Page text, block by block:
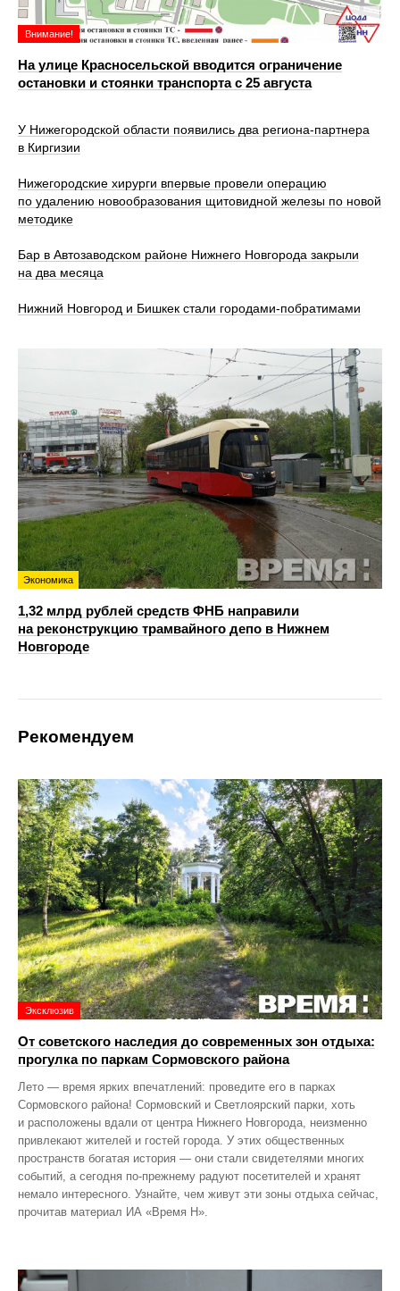
Внимание!
На улице Красносельской вводится ограничение
остановки и стоянки транспорта с 25 августа
У Нижегородской области появились два региона-партнера
в Киргизии
Нижегородские хирурги впервые провели операцию
по удалению новообразования щитовидной железы по новой
методике
Бар в Автозаводском районе Нижнего Новгорода закрыли
на два месяца
Нижний Новгород и Бишкек стали городами-побратимами
Экономика
1,32 млрд рублей средств ФНБ направили
на реконструкцию трамвайного депо в Нижнем
Новгороде
Рекомендуем
Эксклюзив
От советского наследия до современных зон отдыха:
прогулка по паркам Сормовского района
Лето — время ярких впечатлений: проведите его в парках
Сормовского района! Сормовский и Светлоярский парки, хоть
и расположены вдали от центра Нижнего Новгорода, неизменно
привлекают жителей и гостей города. У этих общественных
пространств богатая история — они стали свидетелями многих
событий, а сегодня по‑прежнему радуют посетителей и хранят
немало интересного. Узнайте, чем живут эти зоны отдыха сейчас,
прочитав материал ИА «Время Н».